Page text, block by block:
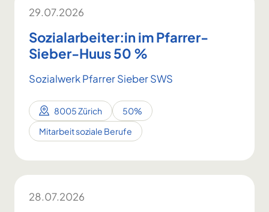
29.07.2026
Sozialarbeiter:in im Pfarrer-
Sieber-Huus 50 %
Sozialwerk Pfarrer Sieber SWS
8005 Zürich
50%
Mitarbeit soziale Berufe
28.07.2026